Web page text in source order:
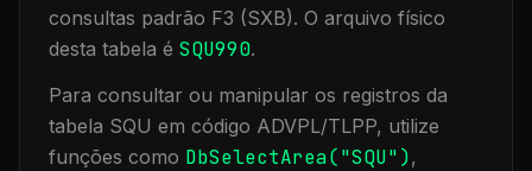
consultas padrão F3 (SXB). O arquivo físico
desta tabela é SQU990.
Para consultar ou manipular os registros da
tabela SQU em código ADVPL/TLPP, utilize
funções como DbSelectArea("SQU"),